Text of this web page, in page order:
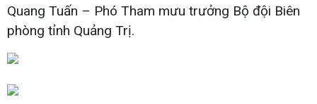
Quang Tuấn – Phó Tham mưu trưởng Bộ đội Biên
phòng tỉnh Quảng Trị.